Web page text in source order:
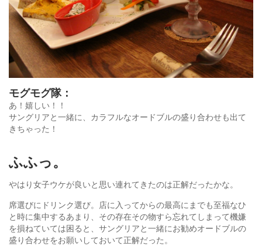
モグモグ隊：
あ！嬉しい！！
サングリアと一緒に、カラフルなオードブルの盛り合わせも出て
きちゃった！
ふふっ。
やはり女子ウケが良いと思い連れてきたのは正解だったかな。
席選びにドリンク選び。店に入ってからの最高にまでも至福なひ
と時に集中するあまり、その存在その物すら忘れてしまって機嫌
を損ねていては困ると、サングリアと一緒にお勧めオードブルの
盛り合わせをお願いしておいて正解だった。